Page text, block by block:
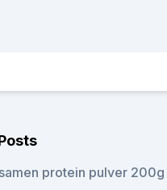
protein pulver 200g